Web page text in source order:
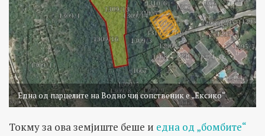
Една од парцелите на Водно чиј сопственик е „Ексико“
Токму за ова земјиште беше и една од „бомбите“